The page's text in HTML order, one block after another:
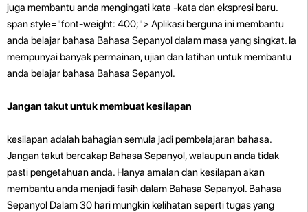
juga membantu anda mengingati kata -kata dan ekspresi baru.
span style="font-weight: 400;"> Aplikasi berguna ini membantu
anda belajar bahasa Bahasa Sepanyol dalam masa yang singkat. Ia
mempunyai banyak permainan, ujian dan latihan untuk membantu
anda belajar bahasa Bahasa Sepanyol.
Jangan takut untuk membuat kesilapan
kesilapan adalah bahagian semula jadi pembelajaran bahasa.
Jangan takut bercakap Bahasa Sepanyol, walaupun anda tidak
pasti pengetahuan anda. Hanya amalan dan kesilapan akan
membantu anda menjadi fasih dalam Bahasa Sepanyol. Bahasa
Sepanyol Dalam 30 hari mungkin kelihatan seperti tugas yang